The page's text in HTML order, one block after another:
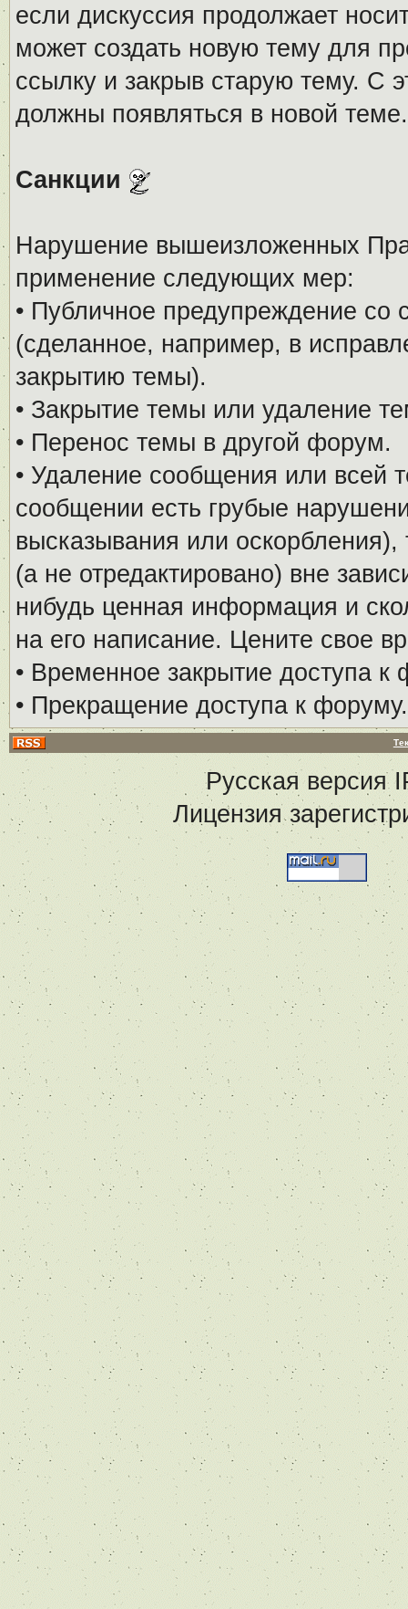
если дискуссия продолжает
может создать новую тему для
ссылку и закрыв старую тему. С
должны появляться в новой теме.
Санкции
Нарушение вышеизложенных
применение следующих мер:
• Публичное предупреждение
(сделанное, например, в
закрытию темы).
• Закрытие темы или удаление
• Перенос темы в другой форум.
• Удаление сообщения или всей
сообщении есть грубые
высказывания или
(а не отредактировано) вне
нибудь ценная информация и
на его написание. Цените свое
• Временное закрытие доступа к
• Прекращение доступа к форуму.
Русская версия
Лицензия